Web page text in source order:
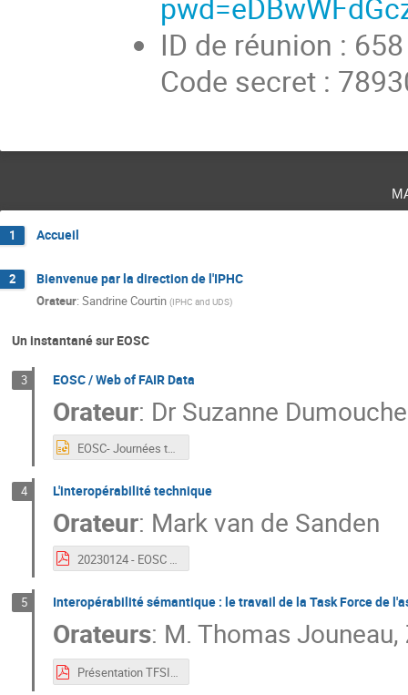
ID de réunion :
Code secret :
1 Accueil
2 Bienvenue par la direction de l'IPHC
Orateur: Sandrine Courtin (IPHC and UDS)
Un instantané sur EOSC
3 EOSC / Web of FAIR Data
Orateur: Dr Suzanne
EOSC- Journées techniques EOSC Strasbourg.pptx
4 L'interopérabilité technique
Orateur: Mark van de Sanden
5 Interopérabilité sémantique : le travail de la Task Force de
Orateurs: M. Thomas Jouneau,
Présentation TFSI Strasbourg-3.pdf